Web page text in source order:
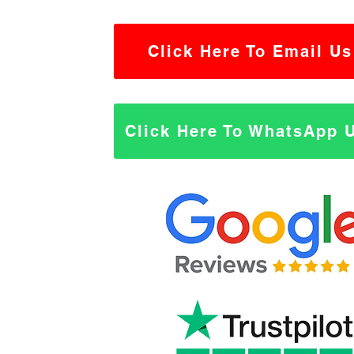
Click Here To Email Us
Click Here To WhatsApp